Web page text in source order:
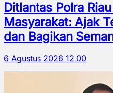
Ditlantas Polra
Masyarakat: Ajak
dan Bagikan
6 Agustus 2026 12.00